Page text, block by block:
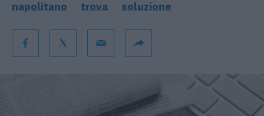
napolitano trova soluzione